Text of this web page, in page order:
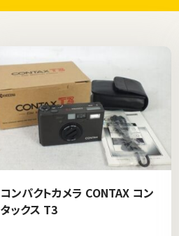
コンパクトカメラ CONTAX コン
タックス T3